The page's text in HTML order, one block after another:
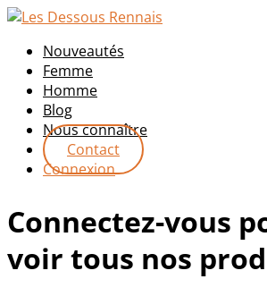
Nouveautés
Femme
Homme
Blog
Nous connaître
Contact
Connexion
Connectez-vous
voir tous nos